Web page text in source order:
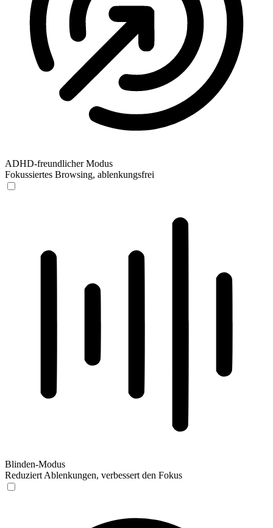
ADHD-freundlicher Modus
Fokussiertes Browsing, ablenkungsfrei
Blinden-Modus
Reduziert Ablenkungen, verbessert den Fokus